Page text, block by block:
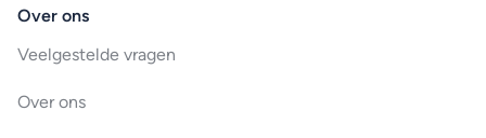
Over ons
Veelgestelde vragen
Over ons